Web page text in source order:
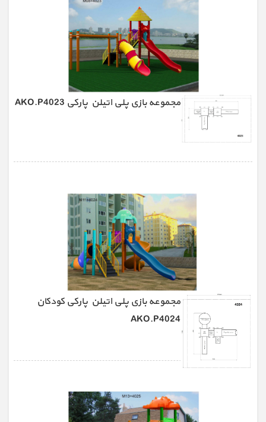
مجموعه بازی پلی اتیلن پارکی AKO.P4023
مجموعه بازی پلی اتیلن پارکی کودکان
AKO.P4024